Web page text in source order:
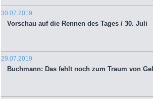
30.07.2019
Vorschau auf die Rennen des Tages / 30. Juli
29.07.2019
Buchmann: Das fehlt noch zum Traum von